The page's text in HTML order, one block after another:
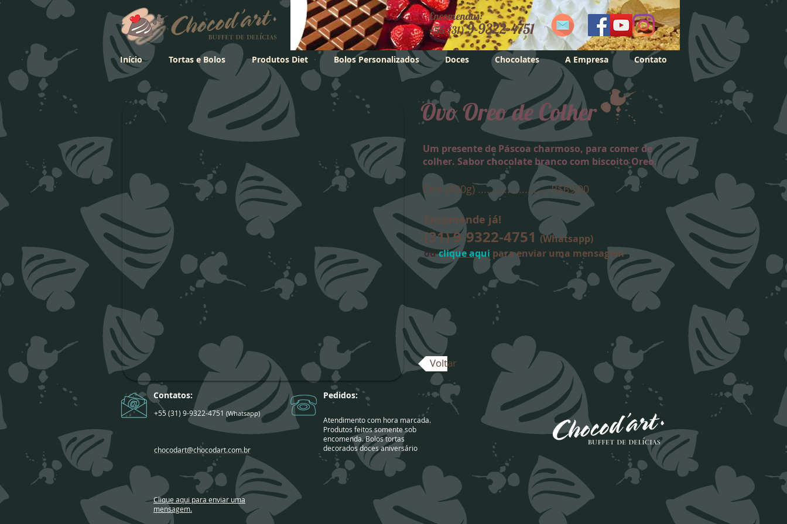
+55 (31)9-9322-4751
Encomendas:
Início Tortas e Bolos Produtos Diet Bolos Personalizados Doces Chocolates A Empresa Contato
Ovo Oreo de Colher
Um presente de Páscoa charmoso, para comer de
colher. Sabor chocolate branco com biscoito Oreo.
Ovo (400g) ........................ R$69,00
Encomende já!
(31) 9-9322-4751(Whatsapp)
ouclique aqui para enviar uma mensagem
Voltar
Contatos:
+55 (31) 9-9322-4751 (Whatsapp)
chocodart@chocodart.com.br
Pedidos:
Atendimento com hora marcada.
Produtos feitos somente sob
encomenda. Bolos tortas
decorados doces aniversário
Clique aqui para enviar uma
mensagem.